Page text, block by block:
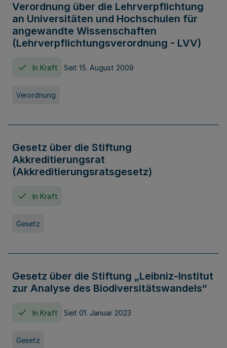
Verordnung über die Lehrverpflichtung
an Universitäten und Hochschulen für
angewandte Wissenschaften
(Lehrverpflichtungsverordnung - LVV)
In Kraft Seit 15. August 2009
Verordnung
Gesetz über die Stiftung
Akkreditierungsrat
(Akkreditierungsratsgesetz)
In Kraft
Gesetz
Gesetz über die Stiftung „Leibniz-Institut
zur Analyse des Biodiversitätswandels“
In Kraft Seit 01. Januar 2023
Gesetz